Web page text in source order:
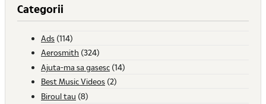
Categorii
Ads (114)
Aerosmith (324)
Ajuta-ma sa gasesc (14)
Best Music Videos (2)
Biroul tau (8)